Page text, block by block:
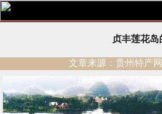
贞丰莲花岛
文章来源：贵州特产